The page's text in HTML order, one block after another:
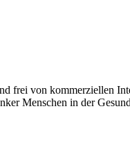
frei von kommerziellen
Menschen in der